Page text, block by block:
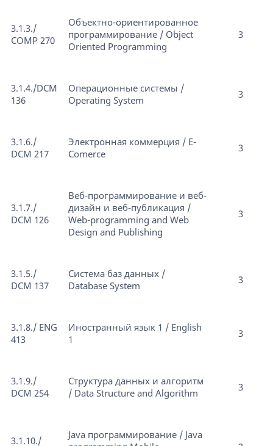
3.1.3./
COMP 270
Объектно-ориентированное
программирование / Object
Oriented Programming
3
3.1.4./DCM
136
Операционные системы /
Operating System
3
3.1.6./
DCM 217
Электронная коммерция / E-
Comerce
3
3.1.7./
DCM 126
Веб-программирование и веб-
дизайн и веб-публикация /
Web-programming and Web
Design and Publishing
3
3.1.5./
DCM 137
Cистема баз данных /
Database System
3
3.1.8./ ENG
413
Иностранный язык 1 / English
1
3
3.1.9./
DCM 254
Структура данных и алгоритм
/ Data Structure and Algorithm
3
3.1.10./
Java программирование / Java